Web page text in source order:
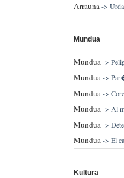
Arrauna->
Mundua
Mundua->
Mundua->
Mundua->
Mundua-> Al
Mundua->
Mundua-> El
Kultura